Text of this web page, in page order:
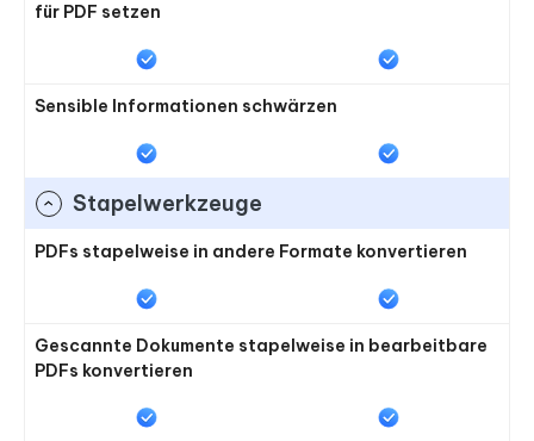
für PDF setzen
Sensible Informationen schwärzen
Stapelwerkzeuge
PDFs stapelweise in andere Formate konvertieren
Gescannte Dokumente stapelweise in bearbeitbare
PDFs konvertieren